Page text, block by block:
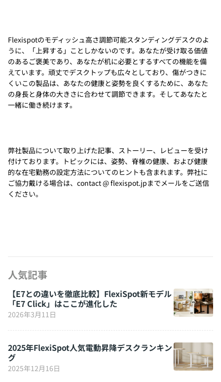
Flexispotのモディッシュ高さ調節可能スタンディングデスクのよ
うに、「上昇する」ことしかないのです。あなたが受け取る価値
のあるご褒美であり、あなたが机に必要とするすべての機能を備
えています。頑丈でデスクトップも広々としており、傷がつきに
くいこの製品は、あなたの健康と姿勢を良くするために、あなた
の身長と身体の大きさに合わせて調節できます。そしてあなたと
一緒に働き続けます。
弊社製品について取り上げた記事、ストーリー、レビューを受け
付けております。トピックには、姿勢、脊椎の健康、および健康
的な在宅勤務の設定方法についてのヒントも含まれます。弊社に
ご協力戴ける場合は、contact @ flexispot.jpまでメールをご送信
ください。
人気記事
【E7との違いを徹底比較】FlexiSpot新モデル
「E7 Click」はここが進化した
2026年3月11日
2025年FlexiSpot人気電動昇降デスクランキン
グ
2025年12月16日